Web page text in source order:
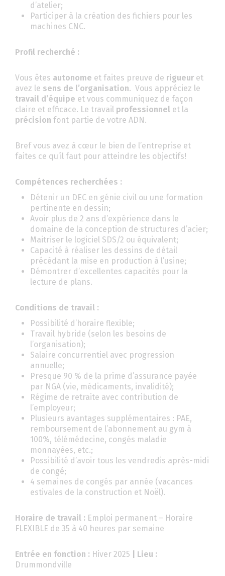
d’atelier;
Participer à la création des fichiers pour les
machines CNC.
Profil recherché :
Vous êtes autonome et faites preuve de rigueur et
avez le sens de l’organisation. Vous appréciez le
travail d’équipe et vous communiquez de façon
claire et efficace. Le travail professionnel et la
précision font partie de votre ADN.
Bref vous avez à cœur le bien de l’entreprise et
faites ce qu’il faut pour atteindre les objectifs!
Compétences recherchées :
Détenir un DEC en génie civil ou une formation
pertinente en dessin;
Avoir plus de 2 ans d’expérience dans le
domaine de la conception de structures d’acier;
Maitriser le logiciel SDS/2 ou équivalent;
Capacité à réaliser les dessins de détail
précédant la mise en production à l’usine;
Démontrer d’excellentes capacités pour la
lecture de plans.
Conditions de travail :
Possibilité d’horaire flexible;
Travail hybride (selon les besoins de
l’organisation);
Salaire concurrentiel avec progression
annuelle;
Presque 90 % de la prime d’assurance payée
par NGA (vie, médicaments, invalidité);
Régime de retraite avec contribution de
l’employeur;
Plusieurs avantages supplémentaires : PAE,
remboursement de l’abonnement au gym à
100%, télémédecine, congés maladie
monnayées, etc.;
Possibilité d’avoir tous les vendredis après-midi
de congé;
4 semaines de congés par année (vacances
estivales de la construction et Noël).
Horaire de travail : Emploi permanent – Horaire
FLEXIBLE de 35 à 40 heures par semaine
Entrée en fonction : Hiver 2025 | Lieu :
Drummondville